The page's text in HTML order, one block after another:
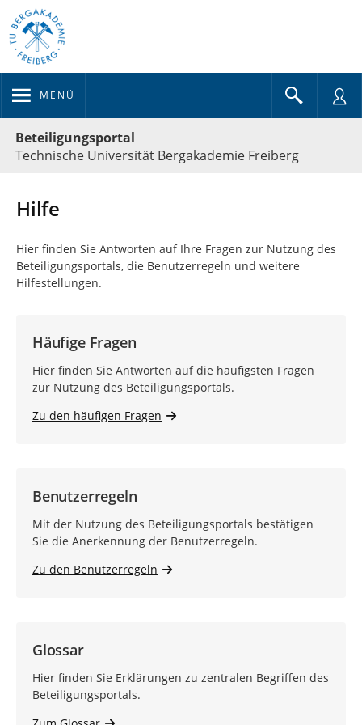
MENÜ
Beteiligungsportal
Technische Universität Bergakademie Freiberg
Hilfe
Hier finden Sie Antworten auf Ihre Fragen zur Nutzung des
Beteiligungsportals, die Benutzerregeln und weitere
Hilfestellungen.
Häufige Fragen
Hier finden Sie Antworten auf die häufigsten Fragen
zur Nutzung des Beteiligungsportals.
Zu den häufigen Fragen
Benutzerregeln
Mit der Nutzung des Beteiligungsportals bestätigen
Sie die Anerkennung der Benutzerregeln.
Zu den Benutzerregeln
Glossar
Hier finden Sie Erklärungen zu zentralen Begriffen des
Beteiligungsportals.